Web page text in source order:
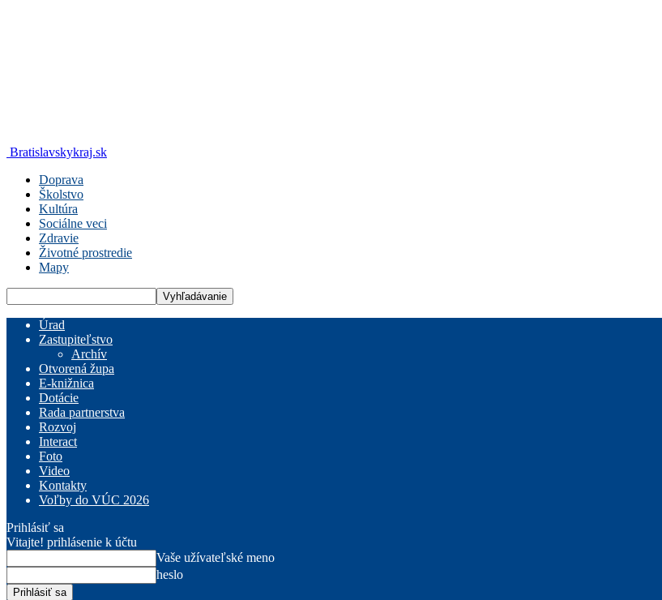
Bratislavskykraj.sk
Doprava
Školstvo
Kultúra
Sociálne veci
Zdravie
Životné prostredie
Mapy
Úrad
Zastupiteľstvo
Archív
Otvorená župa
E-knižnica
Dotácie
Rada partnerstva
Rozvoj
Interact
Foto
Video
Kontakty
Voľby do VÚC 2026
Prihlásiť sa
Vitajte! prihlásenie k účtu
Vaše užívateľské meno
heslo